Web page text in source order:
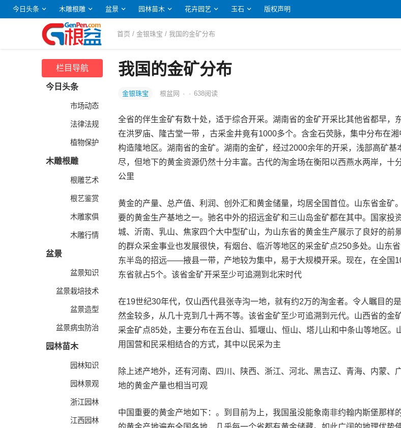
今日头条 木雕根雕 盆景 园林苗木 花卉园艺 玉石 版权声明
首页 /金银珠宝 / 我国的金矿分布
栏目导航
今日头条
市场动态
法律法规
植物保护
木雕根雕
根雕艺术
根艺鉴赏
木雕家俱
木雕行情
盆景
盆景知识
盆景栽培技术
盆景造型
盆景病虫防治
园林苗木
园林知识
园林景观
浙江园林
江西园林
我国的金矿分布
金银珠宝 根盆网 · · 638阅读
全省的伴生金矿有数十处，适于综合开采。湖南省的金矿开采比其他省都早，
在洪罗庙、隆古堂一带 ，古采金井竟有1000多个。含金石荧脉，集中分布在
构造隆地区。湖南省的金矿。湖南的金矿，经过2000余年的开采，浅部高矿基
尽，但地下的黄金资源仍然十分丰富。古代的淘金场在衡阳以西燕水两岸，十
公里
黄金的产量、总产值、利润、创外汇和黄金储量，均居全国首位。山东省金矿
要的黄金生产基地之一。驰名中外的招远金矿和三山岛金矿都在其中。国家投
城、沂南、乳山、焦家四个大中型矿山，为山东省的黄金生产展示了良好的前
的群众采金事业也发展很快，有烟台、临沂等地区的采金矿点250多处。山东
东半岛的招远――掖县一带，产地较为集中，易于大规模开采。现在，在全国
东省就占5个。该省金矿开采至少可追溯到北宋时代
在19世纪30年代，仅山西代县张寺沟一地，就有约2万的淘金者。令人瞩目的
然金较多，从几十克到几十两不等。该省金矿至少可追溯到元代。山西省的金
采金矿点85处，主要分布在五台山、狐堰山、恒山、塔儿山和中条山等地区。
用国营和民采相结合的方式，其中以民采为主
除上述产地外，还有河南、四川、陕西、浙江、河北、黑吉辽、青海、内蒙、
地的黄金产量也相当可观
中国重要的黄金产地如下：。到目前为上，我国虽没能象南非约翰内斯堡那样